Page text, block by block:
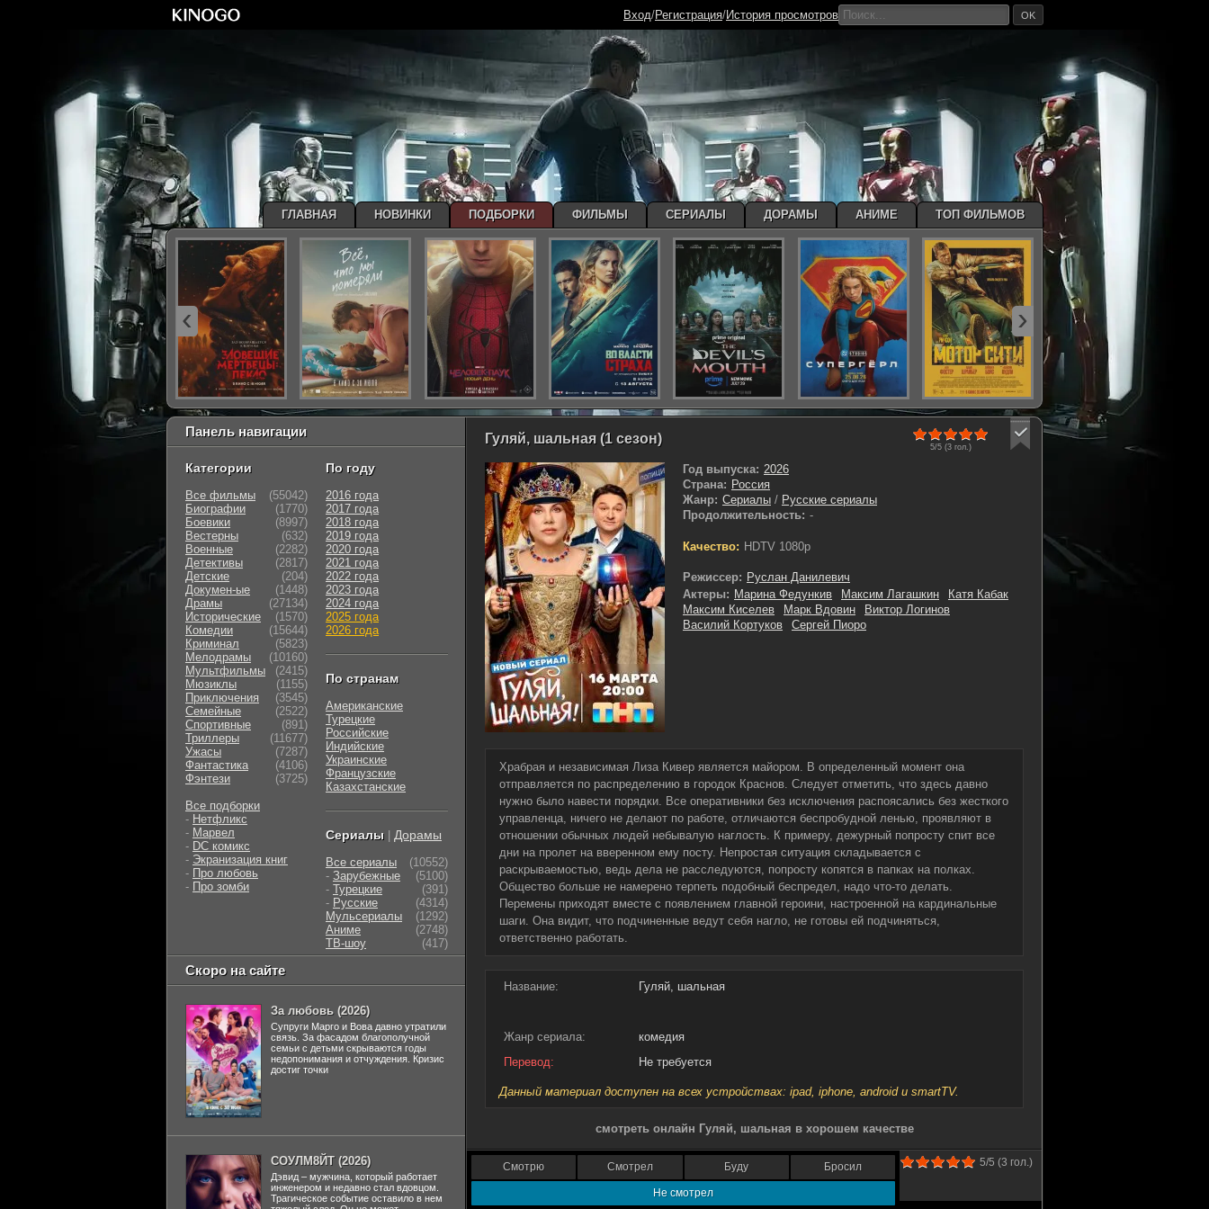
Гуляй, шальная (1 сезон)
5/5 (3гол.)
Год выпуска: 2026
Страна: Россия
Жанр: Сериалы / Русские сериалы
Продолжительность: -
Качество: HDTV 1080p
Режиссер: Руслан Данилевич
Актеры: Марина Федункив Максим Лагашкин
Катя Кабак
Максим Киселев
Марк Вдовин
Виктор Логинов
Василий Кортуков
Сергей Пиоро
Храбрая и независимая Лиза Кивер является майором. В определенный момент она
отправляется по распределению в городок Краснов. Следует отметить, что здесь давно
нужно было навести порядки. Все оперативники без исключения распоясались без жесткого
управленца, ничего не делают по работе, отличаются беспробудной ленью, проявляют в
отношении обычных людей небывалую наглость. К примеру, дежурный попросту спит все
дни на пролет на вверенном ему посту. Непростая ситуация складывается с
раскрываемостью, ведь дела не расследуются, попросту копятся в папках на полках.
Общество больше не намерено терпеть подобный беспредел, надо что-то делать.
Перемены приходят вместе с появлением главной героини, настроенной на кардинальные
шаги. Она видит, что подчиненные ведут себя нагло, не готовы ей подчиняться,
ответственно работать.
Название: Гуляй, шальная
Жанр сериала:
комедия
Перевод:
Не требуется
Данный материал доступен на всех устройствах: ipad, iphone, android и smartTV.
смотреть онлайн Гуляй, шальная в хорошем качестве
5/5 (3 гол.)
Смотрю Смотрел Буду Бросил
Не смотрел
Панель навигации
Категории
Все фильмы
(55042)
Биографии
(1770)
Боевики
(8997)
Вестерны
(632)
Военные
(2282)
Детективы
(2817)
Детские
(204)
Докумен-ые
(1448)
Драмы
(27134)
Исторические
(1570)
Комедии
(15644)
Криминал
(5823)
Мелодрамы
(10160)
Мультфильмы
(2415)
Мюзиклы
(1155)
Приключения
(3545)
Семейные
(2522)
Cпортивные
(891)
Триллеры
(11677)
Ужасы
(7287)
Фантастика
(4106)
Фэнтези
(3725)
Все подборки
- Нетфликс
- Марвел
- DC комикс
- Экранизация книг
- Про любовь
- Про зомби
По году
2016 года
2017 года
2018 года
2019 года
2020 года
2021 года
2022 года
2023 года
2024 года
2025 года
2026 года
По странам
Американские
Турецкие
Российские
Индийские
Украинские
Французские
Казахстанские
Сериалы Дорамы
Все сериалы
(10552)
- Зарубежные
(5100)
- Турецкие
(391)
- Русские
(4314)
Мульсериалы
(1292)
Аниме
(2748)
ТВ-шоу
(417)
Скоро на сайте
За любовь (2026)
Супруги Марго и Вова давно утратили
связь. За фасадом благополучной
семьи с детьми скрываются годы
недопонимания и отчуждения. Кризис
достиг точки
СОУЛМ8ЙТ (2026)
Дэвид – мужчина, который работает
инженером и недавно стал вдовцом.
Трагическое событие оставило в нем
ГЛАВНАЯ НОВИНКИ ПОДБОРКИ ФИЛЬМЫ СЕРИАЛЫ ДОРАМЫ АНИМЕ ТОП ФИЛЬМОВ
‹ ›
Вход/Регистрация/История просмотров OK